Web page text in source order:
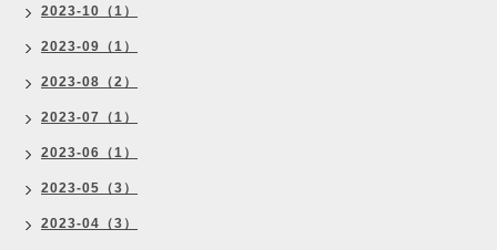
2023-10（1）
2023-09（1）
2023-08（2）
2023-07（1）
2023-06（1）
2023-05（3）
2023-04（3）